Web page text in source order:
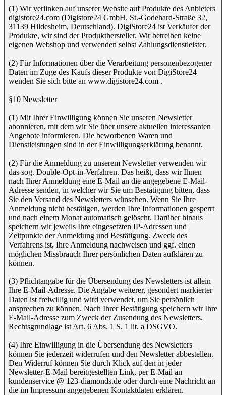
(1) Wir verlinken auf unserer Website auf Produkte des Anbieters
digistore24.com (Digistore24 GmbH, St.-Godehard-Straße 32,
31139 Hildesheim, Deutschland). DigiStore24 ist Verkäufer der
Produkte, wir sind der Produkthersteller. Wir betreiben keine
eigenen Webshop und verwenden selbst Zahlungsdienstleister.
(2) Für Informationen über die Verarbeitung personenbezogener
Daten im Zuge des Kaufs dieser Produkte von DigiStore24
wenden Sie sich bitte an www.digistore24.com .
§10 Newsletter
(1) Mit Ihrer Einwilligung können Sie unseren Newsletter
abonnieren, mit dem wir Sie über unsere aktuellen interessanten
Angebote informieren. Die beworbenen Waren und
Dienstleistungen sind in der Einwilligungserklärung benannt.
(2) Für die Anmeldung zu unserem Newsletter verwenden wir
das sog. Double-Opt-in-Verfahren. Das heißt, dass wir Ihnen
nach Ihrer Anmeldung eine E-Mail an die angegebene E-Mail-
Adresse senden, in welcher wir Sie um Bestätigung bitten, dass
Sie den Versand des Newsletters wünschen. Wenn Sie Ihre
Anmeldung nicht bestätigen, werden Ihre Informationen gesperrt
und nach einem Monat automatisch gelöscht. Darüber hinaus
speichern wir jeweils Ihre eingesetzten IP-Adressen und
Zeitpunkte der Anmeldung und Bestätigung. Zweck des
Verfahrens ist, Ihre Anmeldung nachweisen und ggf. einen
möglichen Missbrauch Ihrer persönlichen Daten aufklären zu
können.
(3) Pflichtangabe für die Übersendung des Newsletters ist allein
Ihre E-Mail-Adresse. Die Angabe weiterer, gesondert markierter
Daten ist freiwillig und wird verwendet, um Sie persönlich
ansprechen zu können. Nach Ihrer Bestätigung speichern wir Ihre
E-Mail-Adresse zum Zweck der Zusendung des Newsletters.
Rechtsgrundlage ist Art. 6 Abs. 1 S. 1 lit. a DSGVO.
(4) Ihre Einwilligung in die Übersendung des Newsletters
können Sie jederzeit widerrufen und den Newsletter abbestellen.
Den Widerruf können Sie durch Klick auf den in jeder
Newsletter-E-Mail bereitgestellten Link, per E-Mail an
kundenservice @ 123-diamonds.de oder durch eine Nachricht an
die im Impressum angegebenen Kontaktdaten erklären.